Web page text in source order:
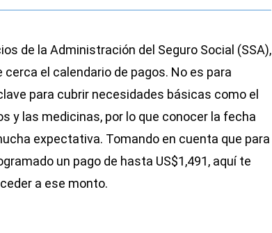
de la Administración del Seguro Social (SSA),
el calendario de pagos. No es para
para cubrir necesidades básicas como el
y las medicinas, por lo que conocer la fecha
expectativa. Tomando en cuenta que para
un pago de hasta US$1,491, aquí te
a ese monto.